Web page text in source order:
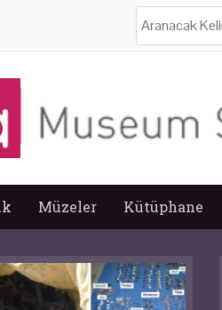
Müzeler Kütüphane